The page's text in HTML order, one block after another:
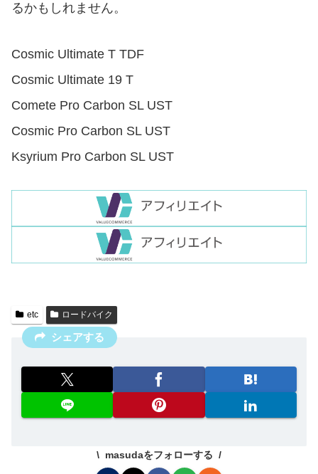
るかもしれません。
Cosmic Ultimate T TDF
Cosmic Ultimate 19 T
Comete Pro Carbon SL UST
Cosmic Pro Carbon SL UST
Ksyrium Pro Carbon SL UST
etc ロードバイク
シェアする
masudaをフォローする